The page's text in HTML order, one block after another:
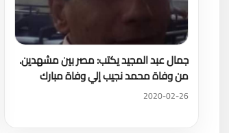
جمال عبد المجيد يكتب: مصر بين مشهدين.
من وفاة محمد نجيب إلي وفاة مبارك
2020-02-26